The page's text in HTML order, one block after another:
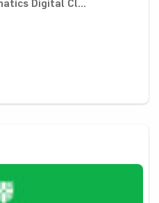
Digital Cl...